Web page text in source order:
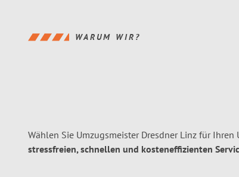
WARUM WIR?
Wählen Sie Umzugsmeister Dresdner Linz für
stressfreien, schnellen und kosteneffizienten